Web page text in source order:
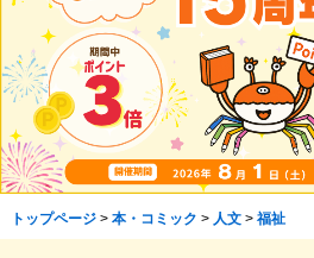
トップページ> 本・コミック > 人文> 福祉